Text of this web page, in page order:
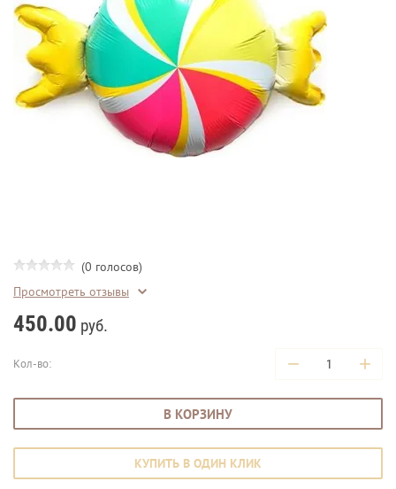
(0 голосов)
Просмотреть отзывы
450.00 руб.
Кол-во: − +
В КОРЗИНУ
КУПИТЬ В ОДИН КЛИК